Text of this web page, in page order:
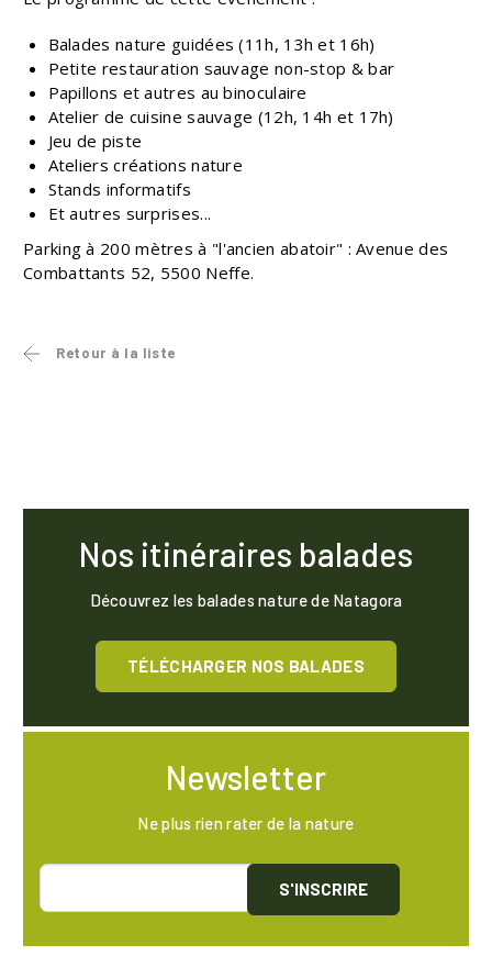
Balades nature guidées (11h, 13h et 16h)
Petite restauration sauvage non-stop & bar
Papillons et autres au binoculaire
Atelier de cuisine sauvage (12h, 14h et 17h)
Jeu de piste
Ateliers créations nature
Stands informatifs
Et autres surprises...
Parking à 200 mètres à "l'ancien abatoir" : Avenue des
Combattants 52, 5500 Neffe.
Retour à la liste
Nos itinéraires balades
Découvrez les balades nature de Natagora
TÉLÉCHARGER NOS BALADES
Newsletter
Ne plus rien rater de la nature
S'INSCRIRE